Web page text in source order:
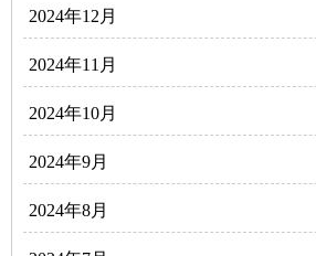
2024年12月
2024年11月
2024年10月
2024年9月
2024年8月